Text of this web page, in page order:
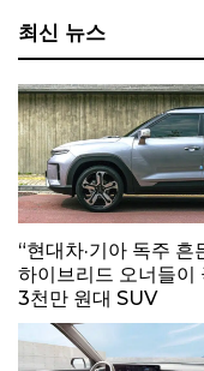
최신 뉴스
“현대차·기아 독주 흔
하이브리드 오너들이
3천만 원대 SUV